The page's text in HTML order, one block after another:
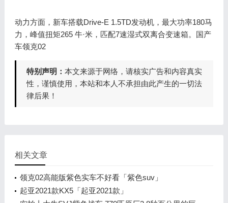
动力方面，新车搭载Drive-E 1.5TD发动机，最大功率180马
力，峰值扭矩265 牛·米，匹配7速湿式双离合变速箱。国产
车领克02
特别声明： 本文来源于网络，请核实广告和内容真实
性，谨慎使用，本站和本人不承担由此产生的一切法
律后果！
相关文章
领克02高能版紫色实车不好看「紫色suv」
起亚2021款KX5「起亚2021款」